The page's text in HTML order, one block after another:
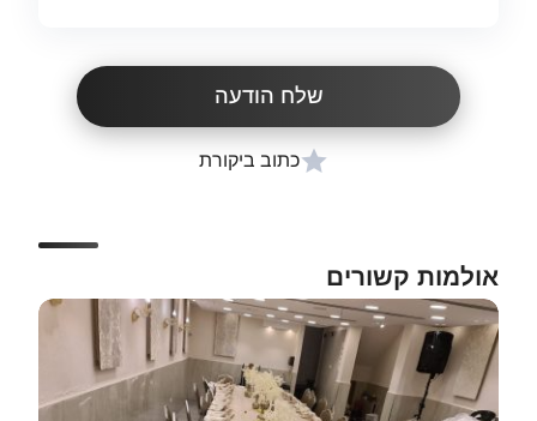
שלח הודעה
כתוב ביקורת
אולמות קשורים